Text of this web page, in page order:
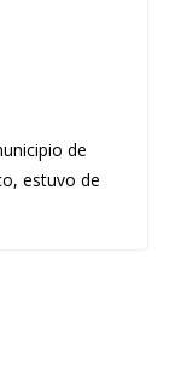
de
estuvo de